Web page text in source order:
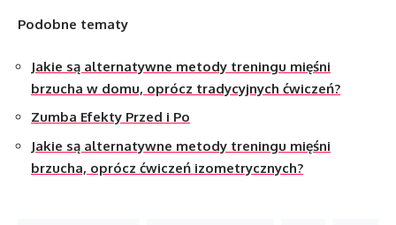
Podobne tematy
Jakie są alternatywne metody treningu mięśni
brzucha w domu, oprócz tradycyjnych ćwiczeń?
Zumba Efekty Przed i Po
Jakie są alternatywne metody treningu mięśni
brzucha, oprócz ćwiczeń izometrycznych?